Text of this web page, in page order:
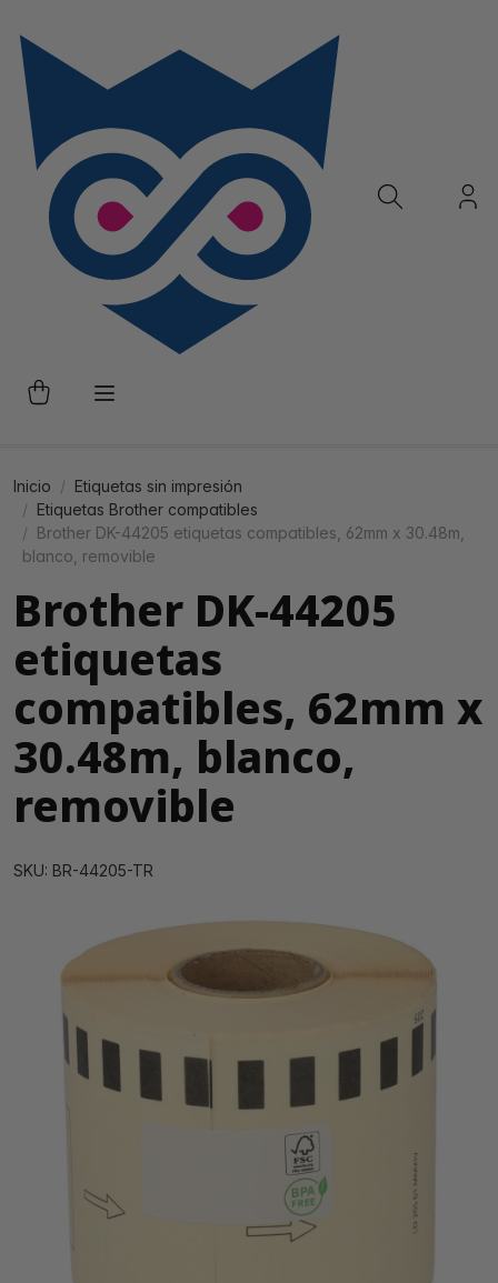
Inicio
Etiquetas sin impresión
Etiquetas Brother compatibles
Brother DK-44205 etiquetas compatibles, 62mm x 30.48m,
blanco, removible
Brother DK-44205
etiquetas
compatibles, 62mm x
30.48m, blanco,
removible
SKU: BR-44205-TR